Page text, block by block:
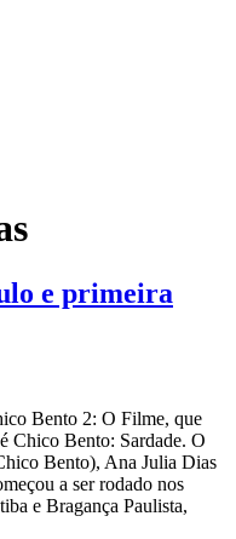
e primeira
Bento 2: O Filme, que
Chico Bento: Sardade. O
Bento), Ana Julia Dias
a ser rodado nos
e Bragança Paulista,